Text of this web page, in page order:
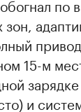
по
15-м
и